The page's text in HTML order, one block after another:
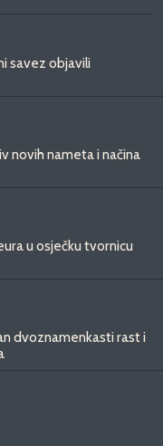
savez objavili
novih nameta i načina
u osječku tvornicu
dvoznamenkasti rast i